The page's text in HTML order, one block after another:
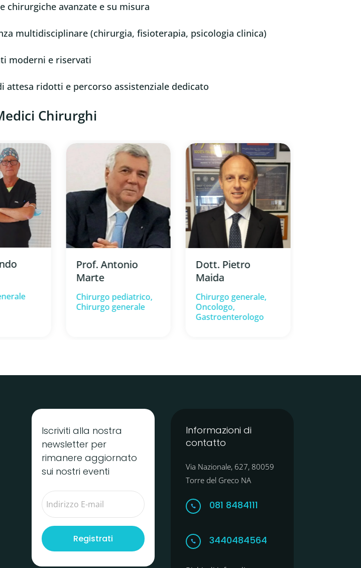
chirurgiche avanzate e su misura
multidisciplinare (chirurgia, fisioterapia, psicologia clinica)
moderni e riservati
attesa ridotti e percorso assistenziale dedicato
Chirurghi
Prof. Antonio
Marte
Chirurgo pediatrico,
Chirurgo generale
Dott. Pietro
Maida ⁠
Chirurgo generale,
Oncologo,
Gastroenterologo
Iscriviti alla nostra
newsletter per
rimanere aggiornato
sui nostri eventi
Registrati
Informazioni di
contatto
Via Nazionale, 627, 80059
Torre del Greco NA
 081 8484111
 3440484564